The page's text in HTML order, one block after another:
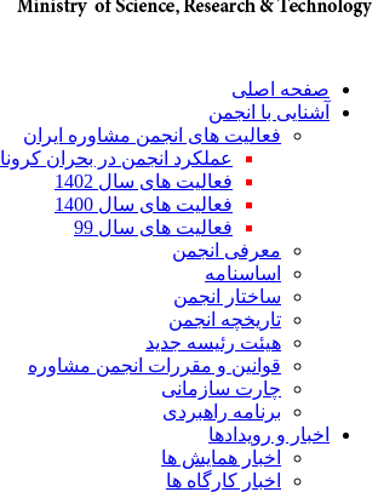
صفحه اصلی
آشنایی با انجمن
فعالیت های انجمن مشاوره ایران
عملکرد انجمن در بحران کرونا
فعالیت های سال 1402
فعالیت های سال 1400
فعالیت های سال 99
معرفی انجمن
اساسنامه
ساختار انجمن
تاریخچه انجمن
هیئت رئیسه جدید
قوانین و مقررات انجمن مشاوره
چارت سازمانی
برنامه راهبردی
اخبار و رویدادها
اخبار همایش ها
اخبار کارگاه ها